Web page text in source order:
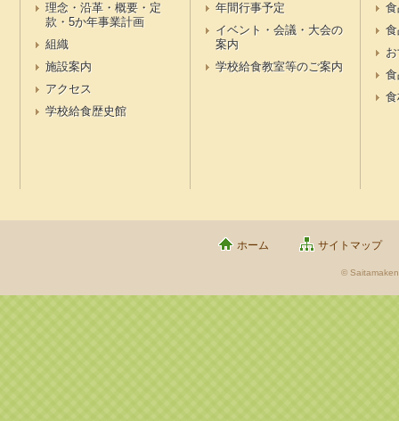
理念・沿革・概要・定
款・5か年事業計画
組織
施設案内
アクセス
学校給食歴史館
年間行事予定
イベント・会議・大会の
案内
学校給食教室等のご案内
ホーム サイトマップ
©